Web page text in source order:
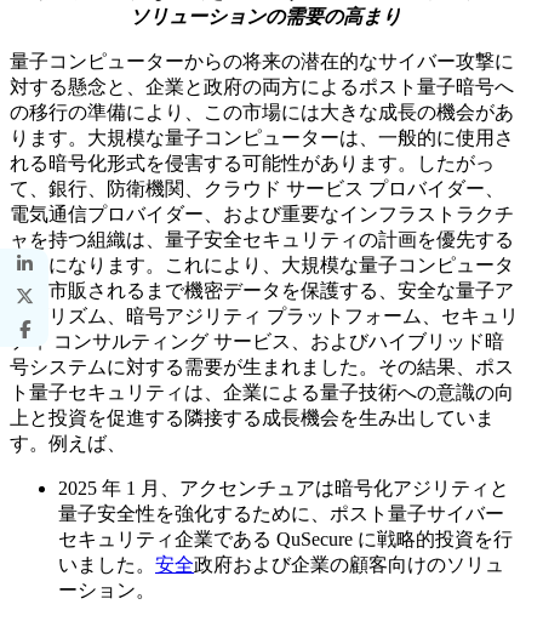
ソリューションの需要の高まり
量子コンピューターからの将来の潜在的なサイバー攻撃に
対する懸念と、企業と政府の両方によるポスト量子暗号へ
の移行の準備により、この市場には大きな成長の機会があ
ります。大規模な量子コンピューターは、一般的に使用さ
れる暗号化形式を侵害する可能性があります。したがっ
て、銀行、防衛機関、クラウド サービス プロバイダー、
電気通信プロバイダー、および重要なインフラストラクチ
ャを持つ組織は、量子安全セキュリティの計画を優先する
ことになります。これにより、大規模な量子コンピュータ
ーが市販されるまで機密データを保護する、安全な量子ア
ルゴリズム、暗号アジリティ プラットフォーム、セキュリ
ティ コンサルティング サービス、およびハイブリッド暗
号システムに対する需要が生まれました。その結果、ポス
ト量子セキュリティは、企業による量子技術への意識の向
上と投資を促進する隣接する成長機会を生み出していま
す。例えば、
2025 年 1 月、アクセンチュアは暗号化アジリティと
量子安全性を強化するために、ポスト量子サイバー
セキュリティ企業である QuSecure に戦略的投資を行
いました。 安全政府および企業の顧客向けのソリュ
ーション。